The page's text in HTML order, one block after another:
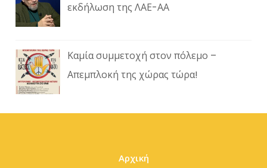
εκδήλωση της ΛΑΕ-ΑΑ
Καμία συμμετοχή στον πόλεμο –
Απεμπλοκή της χώρας τώρα!
Αρχική